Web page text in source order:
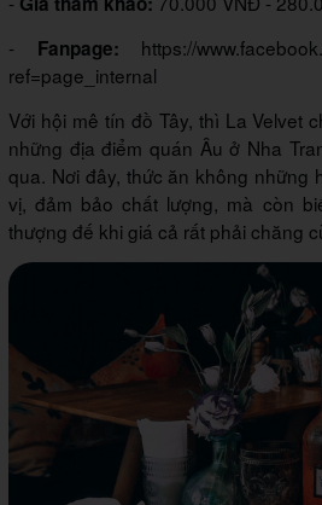
- Fanpage: https://
ref=page_internal
Với hội mê tín đồ Tây, thì La Velvet
những địa điểm quán Âu ở Nha
qua. Nơi đây, thức ăn không những
vị, đảm bảo chất lượng, mà còn
thượng đế khi giá cả rất phải chăng